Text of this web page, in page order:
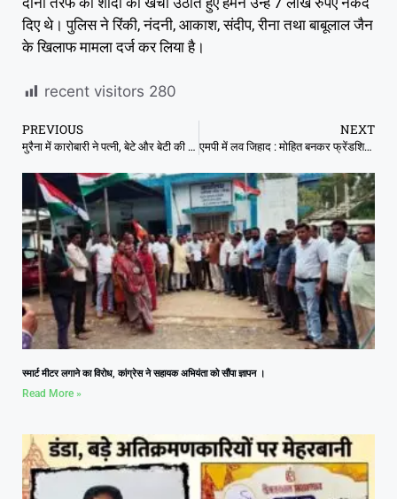
दिए थे। पुलिस ने रिंकी, नंदनी, आकाश, संदीप, रीना तथा बाबूलाल जैन
के खिलाफ मामला दर्ज कर लिया है।
recent visitors 280
PREVIOUS
मुरैना में कारोबारी ने पत्नी, बेटे और बेटी की गला काटकर हत्या की, खुद भी फांसी पर लटका
NEXT
एमपी में लव जिहाद : मोहित बनकर फ्रेंडशिप की, दोस्तों से गैंगरेप करवाया
स्मार्ट मीटर लगाने का विरोध, कांग्रेस ने सहायक अभियंता को सौंपा ज्ञापन ।
Read More »